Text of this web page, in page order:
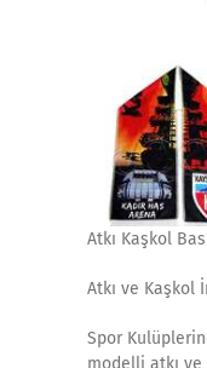
Atkı Kaşkol
Atkı ve Kaşkol
Spor
modelli atkı